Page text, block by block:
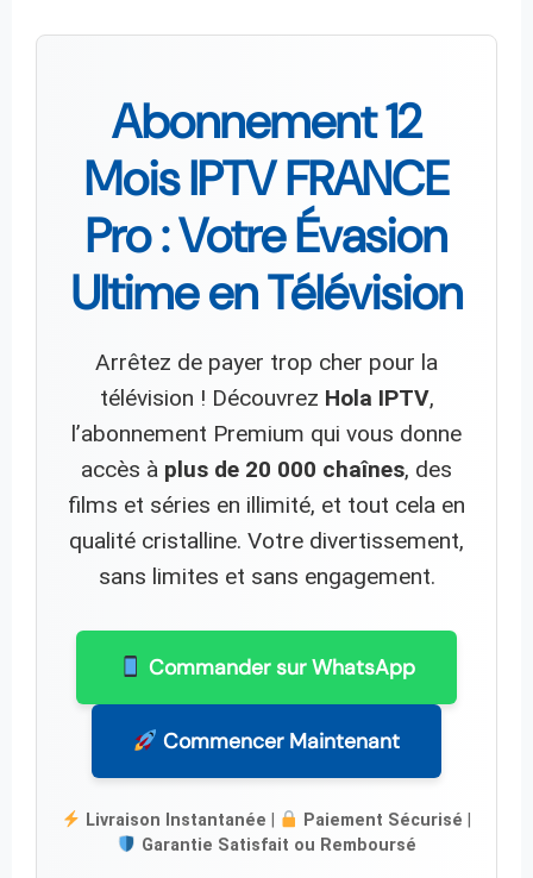
Abonnement 12
Mois IPTV FRANCE
Pro : Votre Évasion
Ultime en Télévision
Arrêtez de payer trop cher pour la
télévision ! Découvrez Hola IPTV,
l’abonnement Premium qui vous donne
accès à plus de 20 000 chaînes, des
films et séries en illimité, et tout cela en
qualité cristalline. Votre divertissement,
sans limites et sans engagement.
Commander sur WhatsApp
Commencer Maintenant
Livraison Instantanée Paiement Sécurisé
Garantie Satisfait ou Remboursé